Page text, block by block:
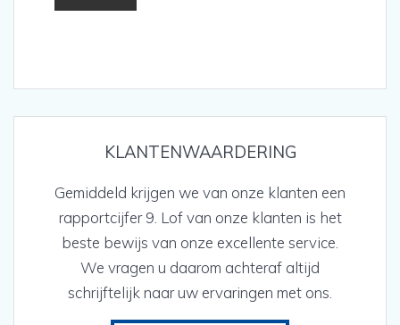
KLANTENWAARDERING
Gemiddeld krijgen we van onze klanten een
rapportcijfer 9. Lof van onze klanten is het
beste bewijs van onze excellente service.
We vragen u daarom achteraf altijd
schrijftelijk naar uw ervaringen met ons.